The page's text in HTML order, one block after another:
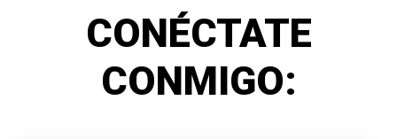
CONÉCTATE
CONMIGO: